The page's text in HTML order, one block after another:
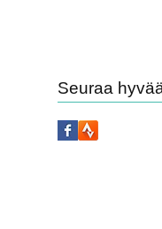
Seuraa